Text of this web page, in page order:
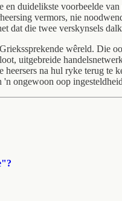
en duidelikste voorbeelde
vermors, nie
dat die twee verskynsels
wêreld. Die
uitgebreide
na hul ryke terug
ongewoon oop